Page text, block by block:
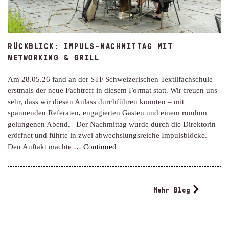
RÜCKBLICK: IMPULS-NACHMITTAG MIT
NETWORKING & GRILL
Am 28.05.26 fand an der STF Schweizerischen Textilfachschule
erstmals der neue Fachtreff in diesem Format statt. Wir freuen uns
sehr, dass wir diesen Anlass durchführen konnten – mit
spannenden Referaten, engagierten Gästen und einem rundum
gelungenen Abend. Der Nachmittag wurde durch die Direktorin
eröffnet und führte in zwei abwechslungsreiche Impulsblöcke.
Den Auftakt machte … Continued
Mehr Blog